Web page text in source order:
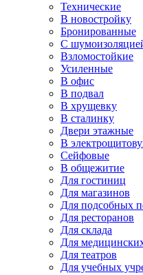
Технические
В новостройку
Бронированные
С
Взломостойкие
Усиленные
В офис
В подвал
В хрущевку
В сталинку
Двери этажные
В
Сейфовые
В общежитие
Для гостиниц
Для магазинов
Для подсобных
Для ресторанов
Для склада
Для
Для театров
Для учебных